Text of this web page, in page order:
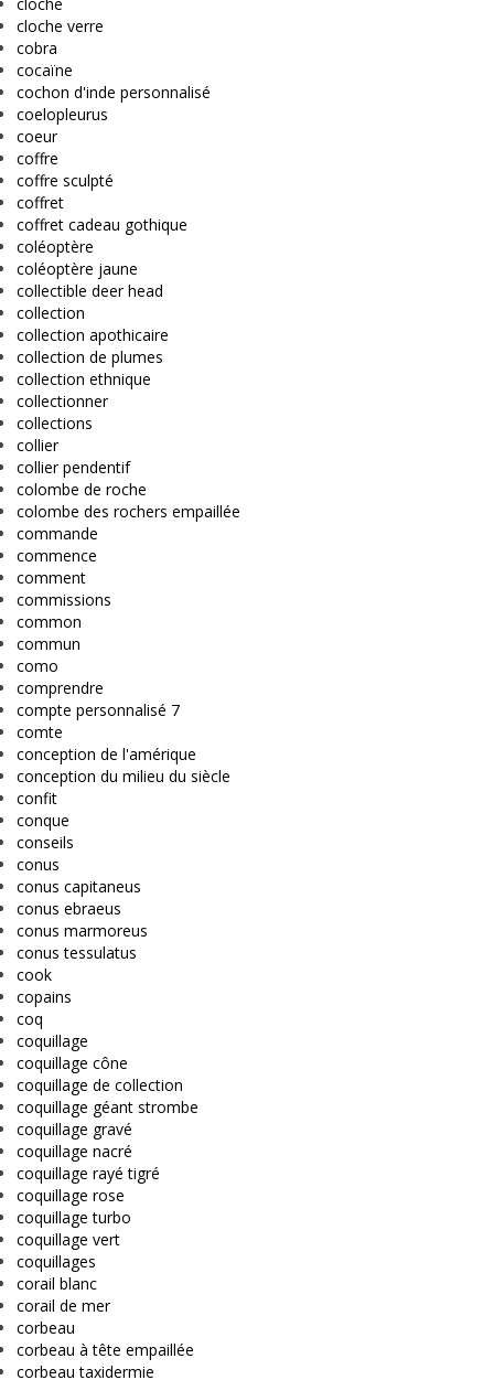
cloche verre
cobra
cocaïne
cochon d'inde personnalisé
coelopleurus
coeur
coffre
coffre sculpté
coffret
coffret cadeau gothique
coléoptère
coléoptère jaune
collectible deer head
collection
collection apothicaire
collection de plumes
collection ethnique
collectionner
collections
collier
collier pendentif
colombe de roche
colombe des rochers empaillée
commande
commence
comment
commissions
common
commun
como
comprendre
compte personnalisé 7
comte
conception de l'amérique
conception du milieu du siècle
confit
conque
conseils
conus
conus capitaneus
conus ebraeus
conus marmoreus
conus tessulatus
cook
copains
coq
coquillage
coquillage cône
coquillage de collection
coquillage géant strombe
coquillage gravé
coquillage nacré
coquillage rayé tigré
coquillage rose
coquillage turbo
coquillage vert
coquillages
corail blanc
corail de mer
corbeau
corbeau à tête empaillée
corbeau taxidermie